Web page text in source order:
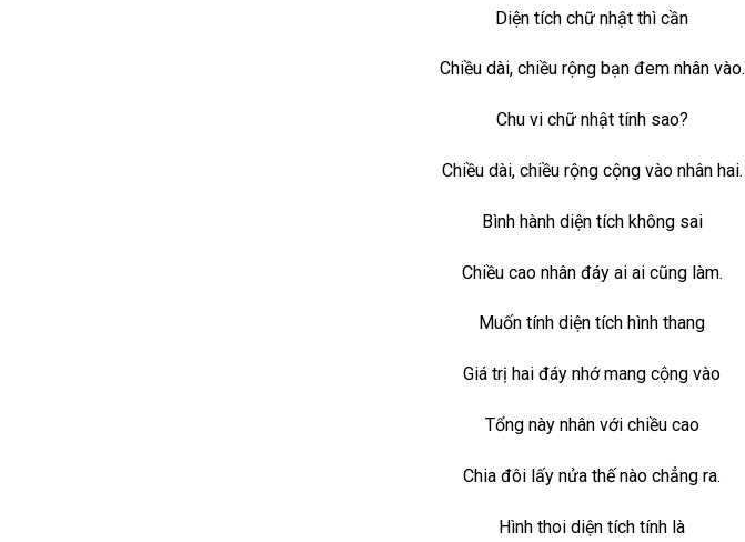
Diện tích chữ nhật thì cần
Chiều dài, chiều rộng bạn đem nhân vào.
Chu vi chữ nhật tính sao?
Chiều dài, chiều rộng cộng vào nhân hai.
Bình hành diện tích không sai
Chiều cao nhân đáy ai ai cũng làm.
Muốn tính diện tích hình thang
Giá trị hai đáy nhớ mang cộng vào
Tổng này nhân với chiều cao
Chia đôi lấy nửa thế nào chẳng ra.
Hình thoi diện tích tính là